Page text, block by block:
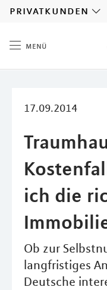
privatkunden
menü
17.09.2014
ich die
Ob zur
langfristiges
Deutsche